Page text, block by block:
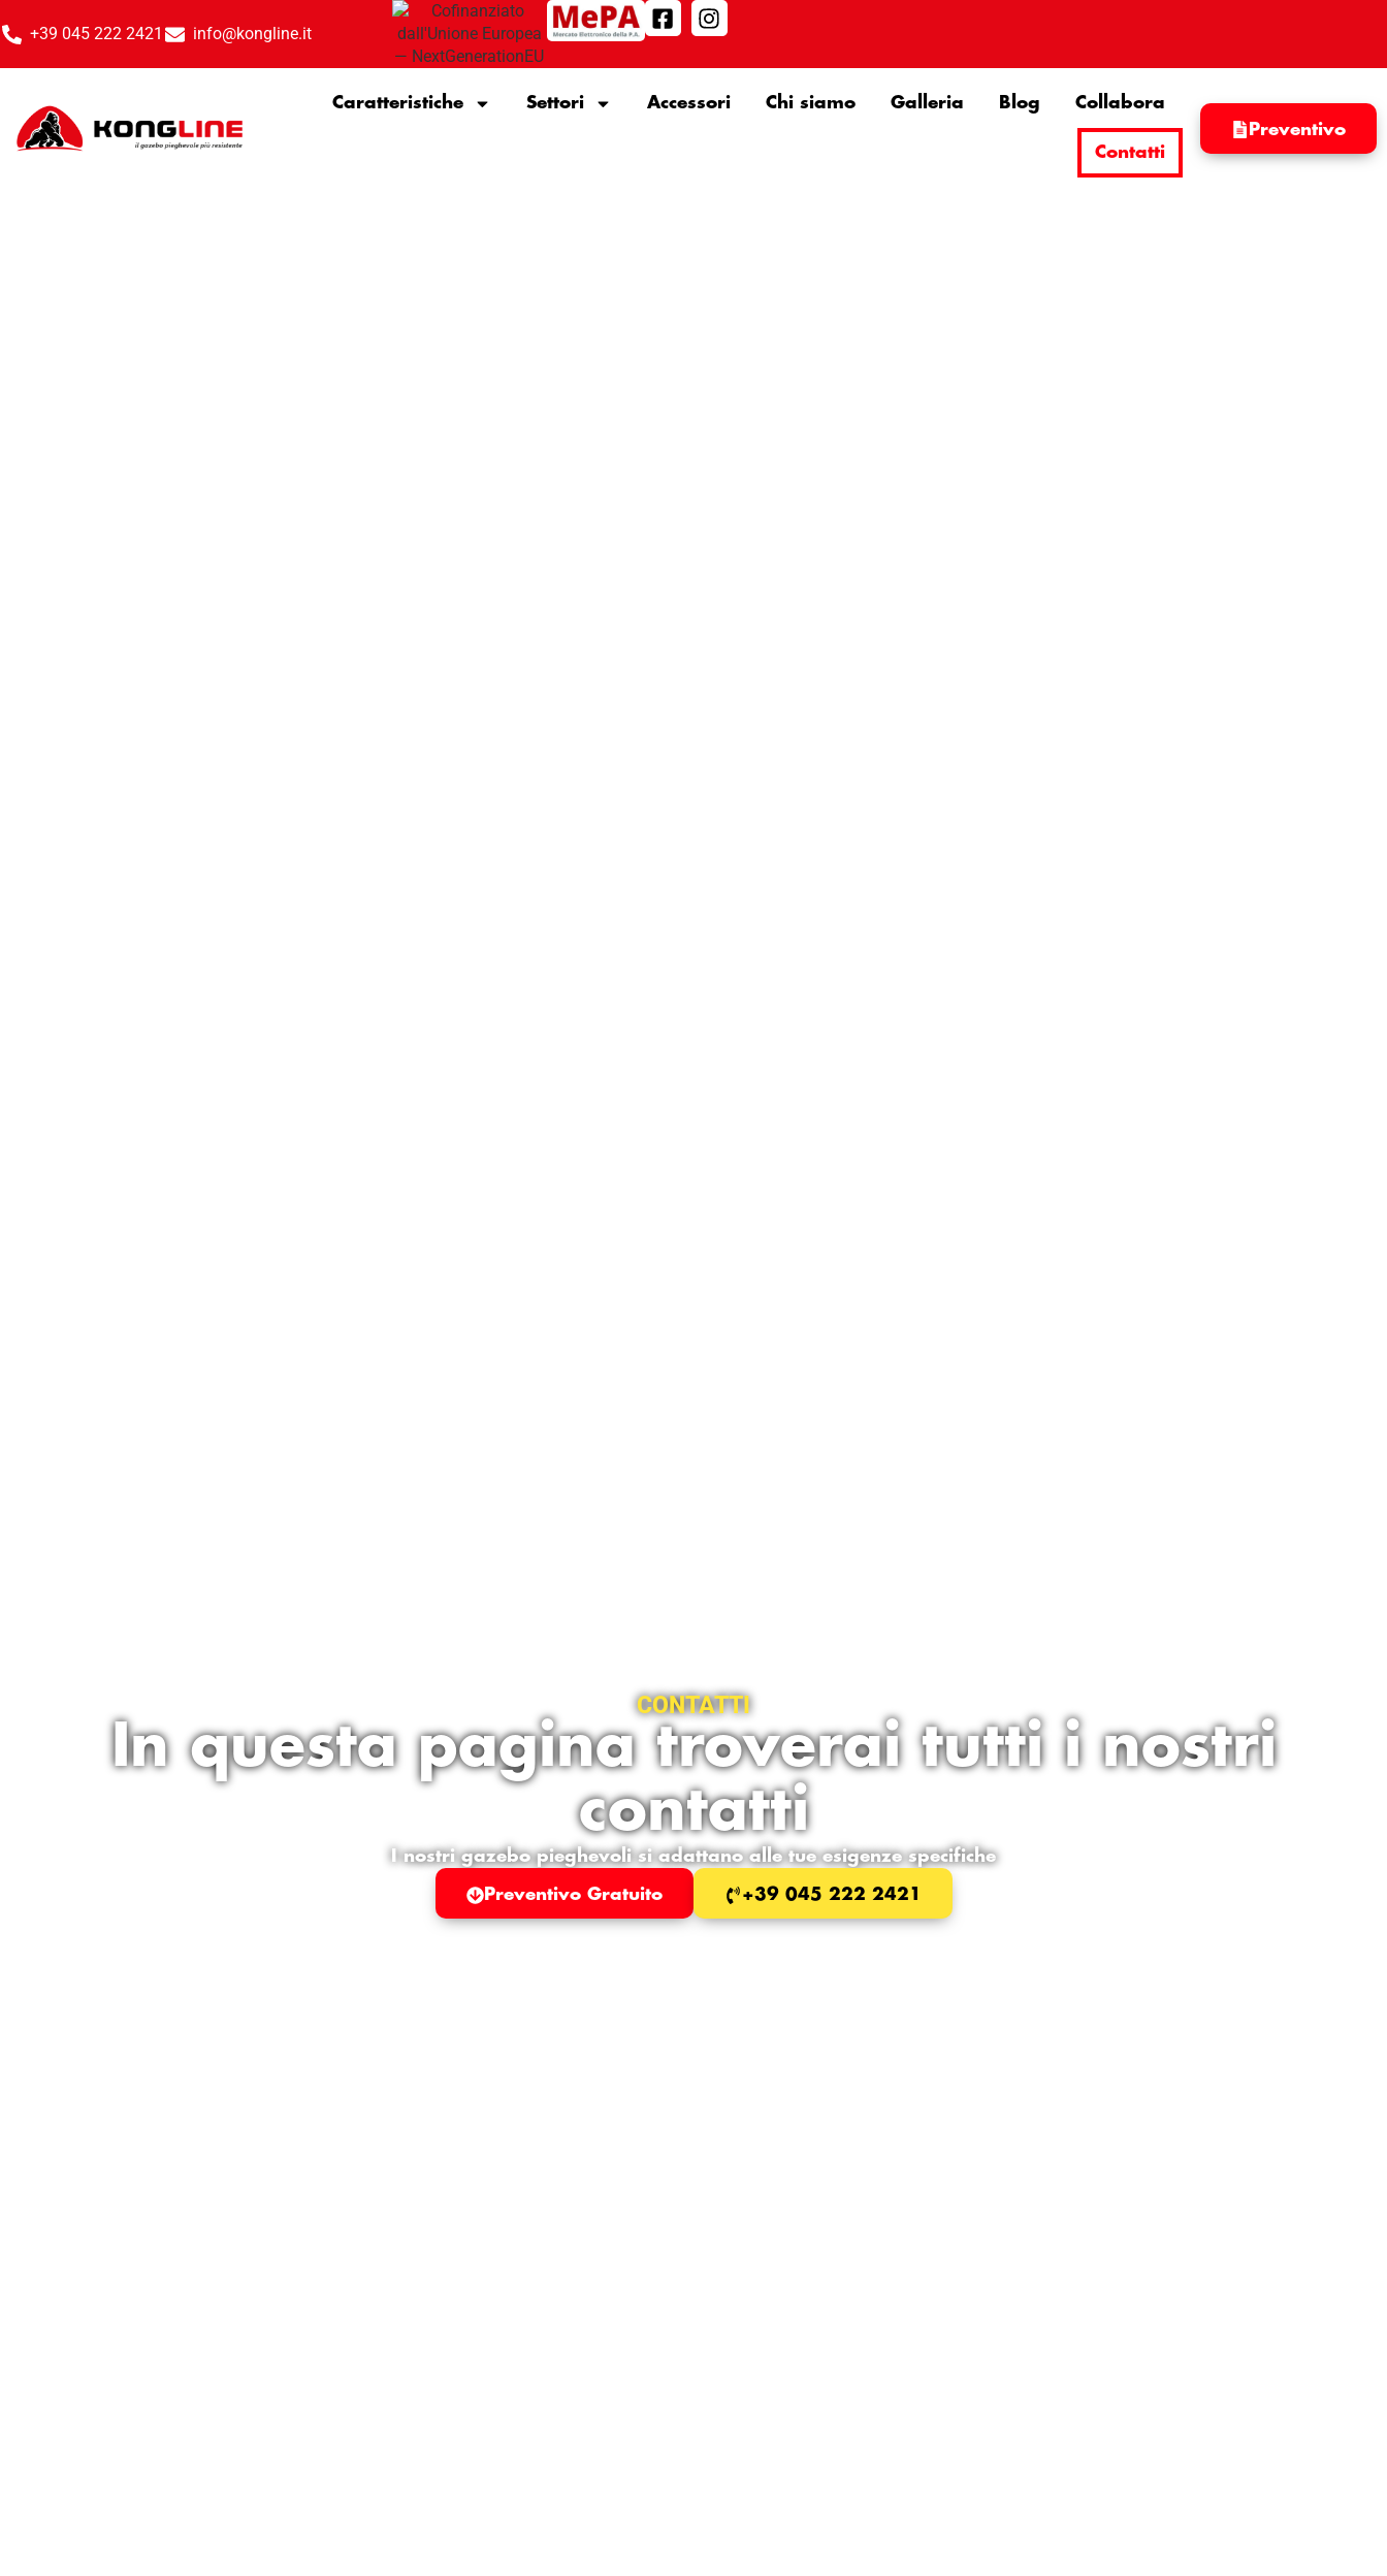
+39 045 222 2421 info@kongline.it
Caratteristiche Settori Accessori Chi siamo Galleria Blog Collabora
Contatti
Preventivo
CONTATTI
In questa pagina troverai tutti i nostri
contatti
I nostri gazebo pieghevoli si adattano alle tue esigenze specifiche
Preventivo Gratuito +39 045 222 2421